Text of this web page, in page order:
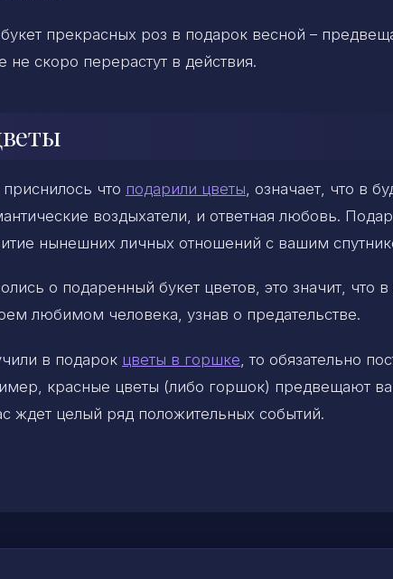
прекрасных роз в подарок весной –
скоро перерастут в действия.
что подарили цветы , означает, что в
воздыхатели, и ответная любовь.
нынешних личных отношений с вашим
о подаренный букет цветов, это значит,
любимом человека, узнав о предательстве.
в подарок цветы в горшке , то обязательно
красные цветы (либо горшок) предвещают
ждет целый ряд положительных событий.